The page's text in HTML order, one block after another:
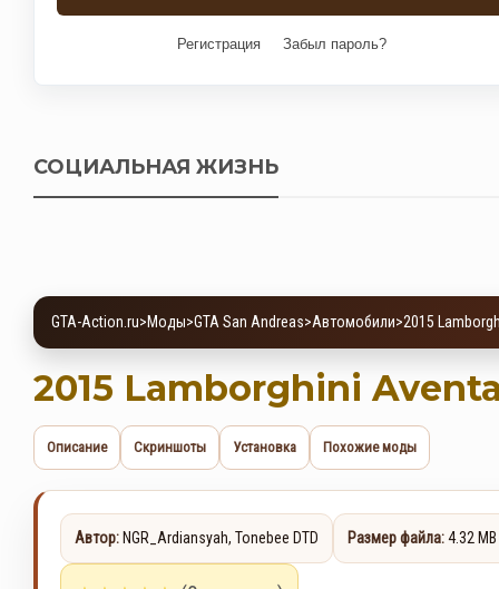
Регистрация Забыл пароль?
СОЦИАЛЬНАЯ ЖИЗНЬ
GTA-Action.ru>Моды>GTA San Andreas>Автомобили>2015
2015 Lamborghini
Описание Скриншоты Установка Похожие моды
Автор: NGR_Ardiansyah, Tonebee DTD Размер файла:4.32 MB